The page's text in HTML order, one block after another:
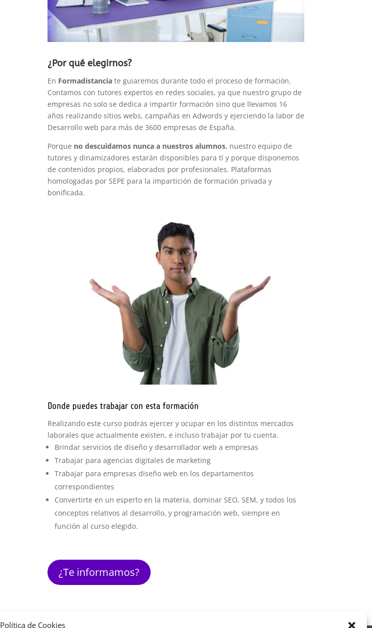
Política de Cookies
¿Por qué elegirnos?
En Formadistanciate guiaremos durante todo el proceso de formación.
Contamos con tutores expertos en redes sociales, ya que nuestro grupo de
empresas no solo se dedica a impartir formación sino que llevamos 16
años realizando sitios webs, campañas en Adwords y ejerciendo la labor de
Desarrollo web para más de 3600 empresas de España.
Porque no descuidamos nunca a nuestros alumnos, nuestro equipo de
tutores y dinamizadores estarán disponibles para tí y porque disponemos
de contenidos propios, elaborados por profesionales. Plataformas
homologadas por SEPE para la impartición de formación privada y
bonificada.
Donde puedes trabajar con esta formación
Realizando este curso podrás ejercer y ocupar en los distintos mercados
laborales que actualmente existen, e incluso trabajar por tu cuenta.
Brindar servicios de diseño y desarrollador web a empresas
Trabajar para agencias digitales de marketing
Trabajar para empresas diseño web en los departamentos
correspondientes
Convertirte en un esperto en la materia, dominar SEO, SEM, y todos los
conceptos relativos al desarrollo, y programación web, siempre en
función al curso elegido.
¿Te informamos?